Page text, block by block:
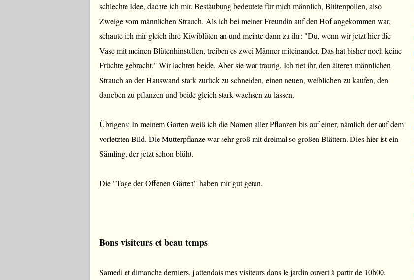
schlechte Idee, dachte ich mir. Bestäubung bedeutete für mich männlich, Blütenpollen, also
Zweige vom männlichen Strauch. Als ich bei meiner Freundin auf den Hof angekommen war,
schaute ich mir gleich ihre Kiwiblüten an und meinte dann zu ihr: "Du, wenn wir jetzt hier die
Vase mit meinen Blütenhinstellen, treiben es zwei Männer miteinander. Das hat bisher noch keine
Früchte gebracht." Wir lachten beide. Aber sie war traurig. Ich riet ihr, den älteren männlichen
Strauch an der Hauswand stark zurück zu schneiden, einen neuen, weiblichen zu kaufen, den
daneben zu pflanzen und beide gleich stark wachsen zu lassen.
Übrigens: In meinem Garten weiß ich die Namen aller Pflanzen bis auf einer, nämlich der auf dem
vorletzten Bild. Die Mutterpflanze war sehr groß mit dreimal so großen Blättern. Dies hier ist ein
Sämling, der jetzt schon blüht.
Die "Tage der Offenen Gärten" haben mir gut getan.
Bons visiteurs et beau temps
Samedi et dimanche derniers, j'attendais mes visiteurs dans le jardin ouvert à partir de 10h00.